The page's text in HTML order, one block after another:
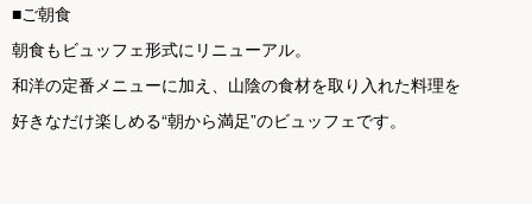
■ご朝食
朝食もビュッフェ形式にリニューアル。
和洋の定番メニューに加え、山陰の食材を取り入れた料理を
好きなだけ楽しめる“朝から満足”のビュッフェです。